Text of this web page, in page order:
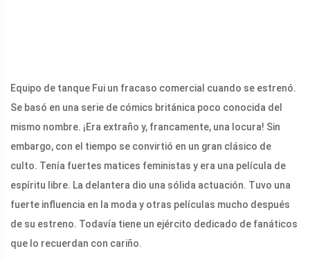
Equipo de tanque Fui un fracaso comercial cuando se estrenó.
Se basó en una serie de cómics británica poco conocida del
mismo nombre. ¡Era extraño y, francamente, una locura! Sin
embargo, con el tiempo se convirtió en un gran clásico de
culto. Tenía fuertes matices feministas y era una película de
espíritu libre. La delantera dio una sólida actuación. Tuvo una
fuerte influencia en la moda y otras películas mucho después
de su estreno. Todavía tiene un ejército dedicado de fanáticos
que lo recuerdan con cariño.